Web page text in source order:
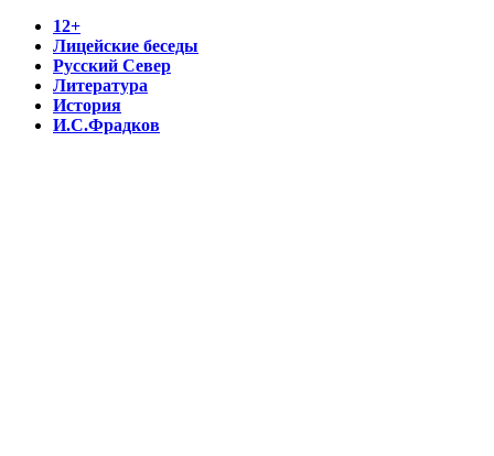
12+
Лицейские беседы
Русский Север
Литература
История
И.С.Фрадков